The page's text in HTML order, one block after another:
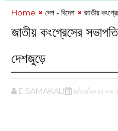
Home দেশ - বিদেশ জাতীয়
জাতীয় কংগ্রেসের
দেশজুড়ে
E SAMAKALIN ৯/২২/২০২২